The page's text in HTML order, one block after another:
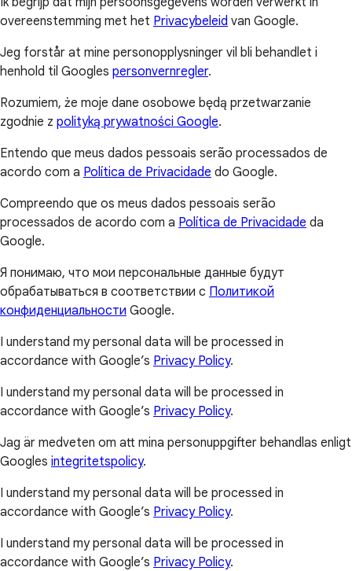
overeenstemming met het Privacybeleid van Google.
Jeg forstår at mine personopplysninger vil bli behandlet i
henhold til Googles personvernregler.
Rozumiem, że moje dane osobowe będą przetwarzanie
zgodnie z polityką prywatności Google.
Entendo que meus dados pessoais serão processados de
acordo com a Política de Privacidade do Google.
Compreendo que os meus dados pessoais serão
processados de acordo com a Política de Privacidade da
Google.
Я понимаю, что мои персональные данные будут
обрабатываться в соответствии с Политикой
конфиденциальности Google.
I understand my personal data will be processed in
accordance with Google’s Privacy Policy.
I understand my personal data will be processed in
accordance with Google’s Privacy Policy.
Jag är medveten om att mina personuppgifter behandlas enligt
Googles integritetspolicy.
I understand my personal data will be processed in
accordance with Google’s Privacy Policy.
I understand my personal data will be processed in
accordance with Google’s Privacy Policy.